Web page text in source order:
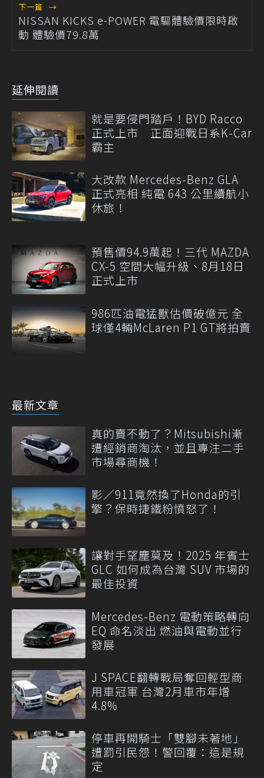
下一篇 →
NISSAN KICKS e-POWER 電驅體驗價限時啟
動 體驗價79.8萬
延伸閱讀
就是要侵門踏戶！BYD Racco
正式上市 正面迎戰日系K-Car
霸主
大改款 Mercedes-Benz GLA
正式亮相 純電 643 公里續航小
休旅！
預售價94.9萬起！三代 MAZDA
CX-5 空間大幅升級、8月18日
正式上市
986匹油電猛獸估價破億元 全
球僅4輛McLaren P1 GT將拍賣
最新文章
真的賣不動了？Mitsubishi漸
遭經銷商淘汰，並且專注二手
市場尋商機！
影／911竟然換了Honda的引
擎？保時捷鐵粉憤怒了！
讓對手望塵莫及！2025 年賓士
GLC 如何成為台灣 SUV 市場的
最佳投資
Mercedes-Benz 電動策略轉向
EQ 命名淡出 燃油與電動並行
發展
J SPACE翻轉戰局奪回輕型商
用車冠軍 台灣2月車市年增
4.8%
停車再開騎士「雙腳未著地」
遭罰引民怨！警回覆：這是規
定